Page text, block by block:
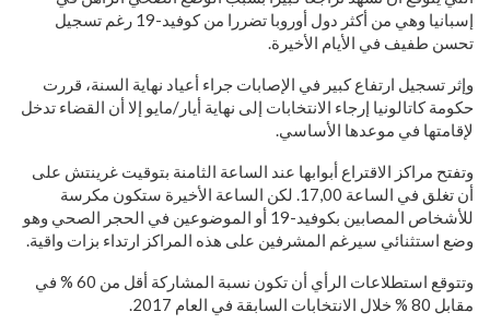
إسبانيا وهي من أكثر دول أوروبا تضررا من كوفيد-19 رغم تسجيل
تحسن طفيف في الأيام الأخيرة.
وإثر تسجيل ارتفاع كبير في الإصابات جراء أعياد نهاية السنة، قررت
حكومة كاتالونيا إرجاء الانتخابات إلى نهاية أيار/مايو إلا أن القضاء تدخل
لإقامتها في موعدها الأساسي.
وتفتح مراكز الاقتراع أبوابها عند الساعة الثامنة بتوقيت غرينتش على
أن تغلق في الساعة 17,00. لكن الساعة الأخيرة ستكون مكرسة
للأشخاص المصابين بكوفيد-19 أو الموضوعين في الحجر الصحي وهو
وضع استثنائي سيرغم المشرفين على هذه المراكز ارتداء بزات واقية.
وتتوقع استطلاعات الرأي أن تكون نسبة المشاركة أقل من 60 % في
مقابل 80 % خلال الانتخابات السابقة في العام 2017.